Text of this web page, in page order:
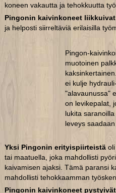
koneen vakautta ja tehokkuutta
Pingonin kaivinkoneet liikkuivat
ja helposti siirreltäviä erilaisilla
Pingon-
muotoinen
ei kulje
"alavaunussa"
on levikepalat,
lukita
leveys
Yksi Pingonin erityispiirteistäoli
tai maatuella, joka mahdollisti
kaivamisen ajaksi. Tämä paransi
mahdollisti tehokkaamman
Pingonin kaivinkoneet